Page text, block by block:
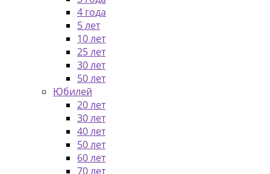
4 года
5 лет
10 лет
25 лет
30 лет
50 лет
Юбилей
20 лет
30 лет
40 лет
50 лет
60 лет
70 лет